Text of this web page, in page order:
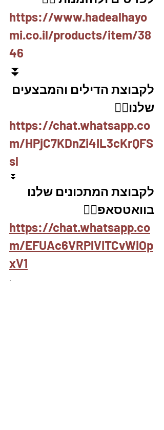
https://www.hadealhayo
mi.co.il/products/item/38
46
⏬
לקבוצת הדילים והמבצעים
שלנו👇🏽
https://chat.whatsapp.co
m/HPjC7KDnZi4IL3cKrQFS
sl
⏬
לקבוצת המתכונים שלנו
בוואטסאפ👇🏽
https://chat.whatsapp.co
m/EFUAc6VRPlVITCvWiOp
xV1
.